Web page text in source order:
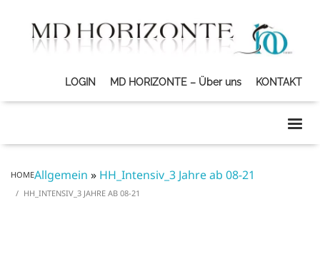
LOGIN MD HORIZONTE – Über uns KONTAKT
HOMEAllgemein » HH_Intensiv_3 Jahre ab 08-21
HH_INTENSIV_3 JAHRE AB 08-21